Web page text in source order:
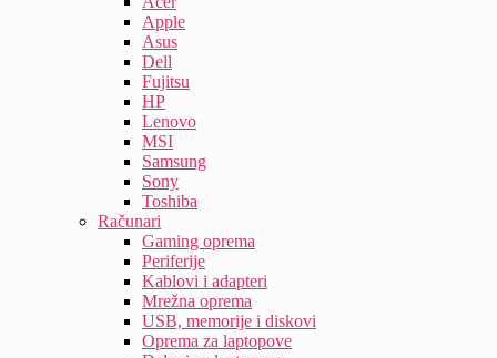
Apple
Asus
Dell
Fujitsu
HP
Lenovo
MSI
Samsung
Sony
Toshiba
Računari
Gaming oprema
Periferije
Kablovi i adapteri
Mrežna oprema
USB, memorije i diskovi
Oprema za laptopove